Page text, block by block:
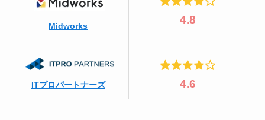
Midworks 4.8
ITプロパートナーズ 4.6